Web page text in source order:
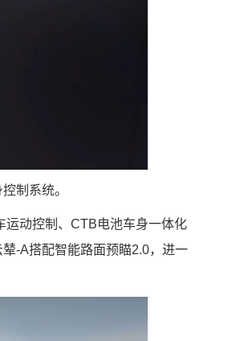
制系统。
运动控制、CTB电池车身一体化
-A搭配智能路面预瞄2.0，进一